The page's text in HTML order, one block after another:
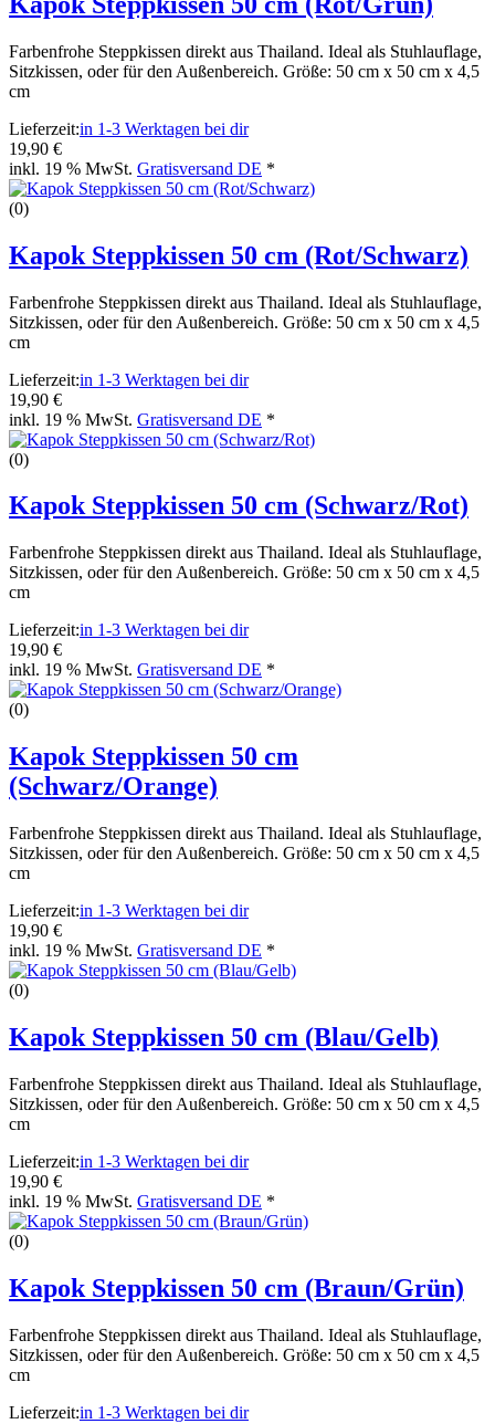
Farbenfrohe Steppkissen direkt aus Thailand. Ideal als Stuhlauflage,
Sitzkissen, oder für den Außenbereich. Größe: 50 cm x 50 cm x 4,5
cm
Lieferzeit:in 1-3 Werktagen bei dir
19,90 €
inkl. 19 % MwSt. Gratisversand DE *
(0)
Kapok Steppkissen 50 cm (Rot/Schwarz)
Farbenfrohe Steppkissen direkt aus Thailand. Ideal als Stuhlauflage,
Sitzkissen, oder für den Außenbereich. Größe: 50 cm x 50 cm x 4,5
cm
Lieferzeit:in 1-3 Werktagen bei dir
19,90 €
inkl. 19 % MwSt. Gratisversand DE *
(0)
Kapok Steppkissen 50 cm (Schwarz/Rot)
Farbenfrohe Steppkissen direkt aus Thailand. Ideal als Stuhlauflage,
Sitzkissen, oder für den Außenbereich. Größe: 50 cm x 50 cm x 4,5
cm
Lieferzeit:in 1-3 Werktagen bei dir
19,90 €
inkl. 19 % MwSt. Gratisversand DE *
(0)
Kapok Steppkissen 50 cm
(Schwarz/Orange)
Farbenfrohe Steppkissen direkt aus Thailand. Ideal als Stuhlauflage,
Sitzkissen, oder für den Außenbereich. Größe: 50 cm x 50 cm x 4,5
cm
Lieferzeit:in 1-3 Werktagen bei dir
19,90 €
inkl. 19 % MwSt. Gratisversand DE *
(0)
Kapok Steppkissen 50 cm (Blau/Gelb)
Farbenfrohe Steppkissen direkt aus Thailand. Ideal als Stuhlauflage,
Sitzkissen, oder für den Außenbereich. Größe: 50 cm x 50 cm x 4,5
cm
Lieferzeit:in 1-3 Werktagen bei dir
19,90 €
inkl. 19 % MwSt. Gratisversand DE *
(0)
Kapok Steppkissen 50 cm (Braun/Grün)
Farbenfrohe Steppkissen direkt aus Thailand. Ideal als Stuhlauflage,
Sitzkissen, oder für den Außenbereich. Größe: 50 cm x 50 cm x 4,5
cm
Lieferzeit:in 1-3 Werktagen bei dir